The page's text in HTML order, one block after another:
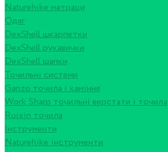
Naturehike матраци
Одяг
DexShell шкарпетки
DexShell рукавички
DexShell шапки
Точильні системи
Ganzo точила і каміння
Work Sharp точильні верстати і точила
Ruixin точила
Інструменти
Naturehike інструменти